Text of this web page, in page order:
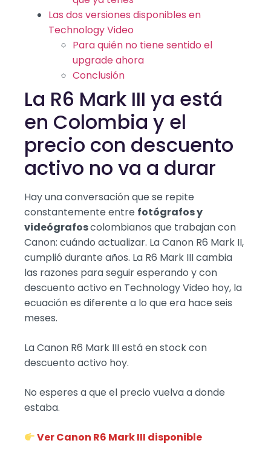
Las dos versiones disponibles en
Technology Video
Para quién no tiene sentido el
upgrade ahora
Conclusión
La R6 Mark III ya está
en Colombia y el
precio con descuento
activo no va a durar
Hay una conversación que se repite
constantemente entre fotógrafos y
videógrafoscolombianos que trabajan con
Canon: cuándo actualizar. La Canon R6 Mark II,
cumplió durante años. La R6 Mark III cambia
las razones para seguir esperando y con
descuento activo en Technology Video hoy, la
ecuación es diferente a lo que era hace seis
meses.
La Canon R6 Mark III está en stock con
descuento activo hoy.
No esperes a que el precio vuelva a donde
estaba.
Ver Canon R6 Mark III disponible